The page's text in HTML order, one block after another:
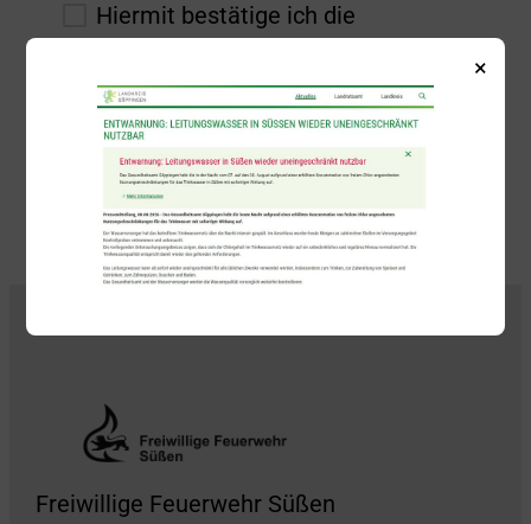
Hiermit bestätige ich die
Datenschutzerklärung.
Freiwillige Feuerwehr Süßen
×